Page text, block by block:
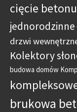
cięcie betonu
jednorodzinne
drzwi
Kolektory
budowa domów
brukowa